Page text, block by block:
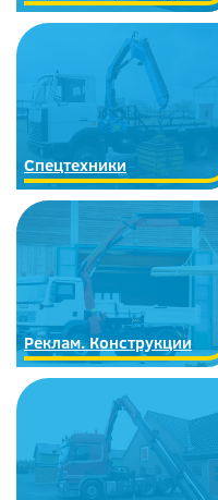
Спецтехники
Реклам. Конструкции